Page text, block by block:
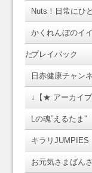
Nuts！日常にひ
かくれんぼのイ
たプレイバック
日赤健康チャン
↓【★ アーカイ
Lの魂”えるたま”
キラリJUMPIES
お元気さまばん